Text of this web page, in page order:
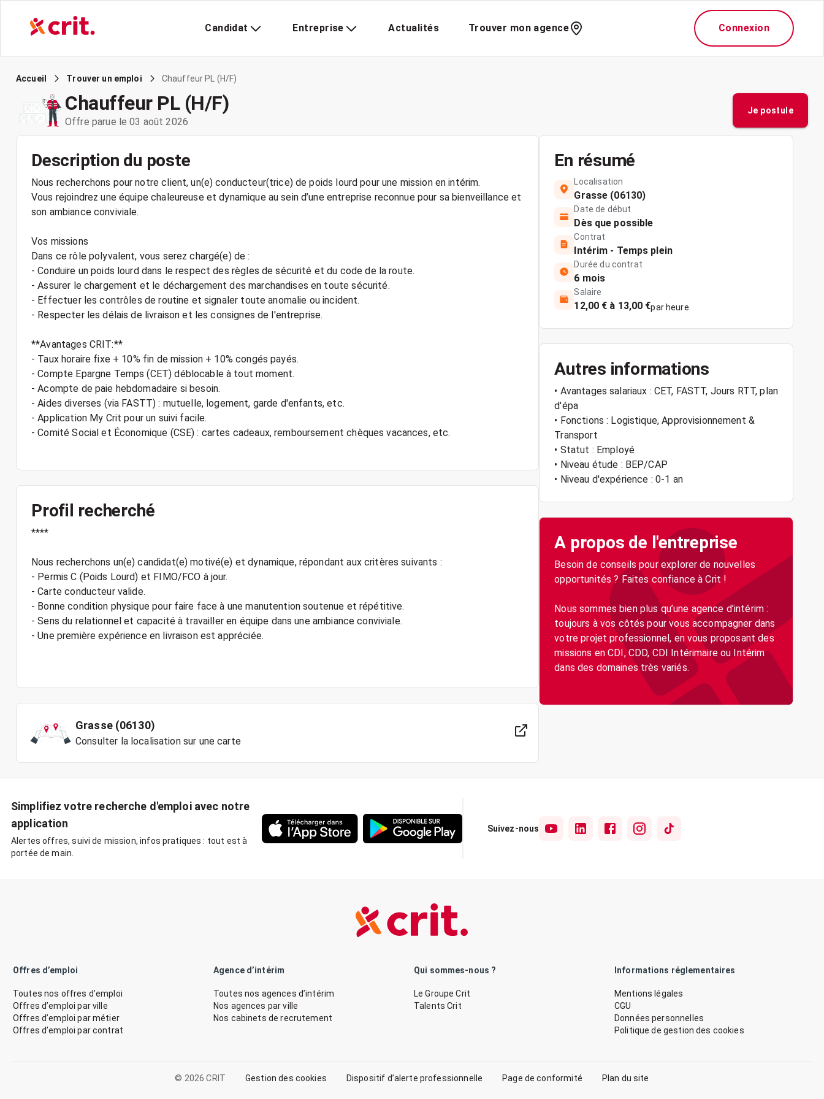
Candidat Entreprise Actualités Trouver mon agence Connexion
Accueil Trouver un emploi Chauffeur PL (H/F)
Chauffeur PL (H/F)
Offre parue le 03 août 2026
Je postule
Description du poste
Nous recherchons pour notre client, un(e) conducteur(trice) de poids lourd pour une mission en intérim.
Vous rejoindrez une équipe chaleureuse et dynamique au sein d’une entreprise reconnue pour sa bienveillance et
son ambiance conviviale.
Vos missions
Dans ce rôle polyvalent, vous serez chargé(e) de :
- Conduire un poids lourd dans le respect des règles de sécurité et du code de la route.
- Assurer le chargement et le déchargement des marchandises en toute sécurité.
- Effectuer les contrôles de routine et signaler toute anomalie ou incident.
- Respecter les délais de livraison et les consignes de l'entreprise.
**Avantages CRIT:**
- Taux horaire fixe + 10% fin de mission + 10% congés payés.
- Compte Epargne Temps (CET) déblocable à tout moment.
- Acompte de paie hebdomadaire si besoin.
- Aides diverses (via FASTT) : mutuelle, logement, garde d'enfants, etc.
- Application My Crit pour un suivi facile.
- Comité Social et Économique (CSE) : cartes cadeaux, remboursement chèques vacances, etc.
Profil recherché
****
Nous recherchons un(e) candidat(e) motivé(e) et dynamique, répondant aux critères suivants :
- Permis C (Poids Lourd) et FIMO/FCO à jour.
- Carte conducteur valide.
- Bonne condition physique pour faire face à une manutention soutenue et répétitive.
- Sens du relationnel et capacité à travailler en équipe dans une ambiance conviviale.
- Une première expérience en livraison est appréciée.
Grasse (06130)
Consulter la localisation sur une carte
En résumé
Localisation
Grasse (06130)
Date de début
Dès que possible
Contrat
Intérim - Temps plein
Durée du contrat
6 mois
Salaire
12,00 € à 13,00 €par heure
Autres informations
• Avantages salariaux : CET, FASTT, Jours RTT, plan
d'épa
• Fonctions : Logistique, Approvisionnement &
Transport
• Statut : Employé
• Niveau étude : BEP/CAP
• Niveau d'expérience : 0-1 an
A propos de l'entreprise
Besoin de conseils pour explorer de nouvelles
opportunités ? Faites confiance à Crit !
Nous sommes bien plus qu’une agence d’intérim :
toujours à vos côtés pour vous accompagner dans
votre projet professionnel, en vous proposant des
missions en CDI, CDD, CDI Intérimaire ou Intérim
dans des domaines très variés.
Simplifiez votre recherche d'emploi avec notre
application
Alertes offres, suivi de mission, infos pratiques : tout est à
portée de main.
Suivez-nous
Offres d’emploi
Toutes nos offres d’emploi
Offres d’emploi par ville
Offres d’emploi par métier
Offres d’emploi par contrat
Agence d’intérim
Toutes nos agences d’intérim
Nos agences par ville
Nos cabinets de recrutement
Qui sommes-nous ?
Le Groupe Crit
Talents Crit
Informations réglementaires
Mentions légales
CGU
Données personnelles
Politique de gestion des cookies
© 2026 CRIT Gestion des cookies Dispositif d’alerte professionnelle Page de conformité Plan du site